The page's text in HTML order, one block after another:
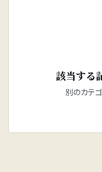
該当する
別のカテ